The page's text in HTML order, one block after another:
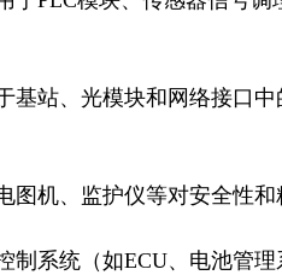
基站、光模块和网络接口
图机、监护仪等对安全性
制系统（如ECU、电池管